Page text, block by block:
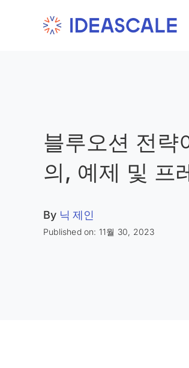
블루오션 전략
의, 예제 및 프
By 닉 제인
Published on: 11월 30, 2023